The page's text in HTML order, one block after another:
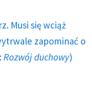
Musi się wciąż
zapominać o
Rozwój duchowy)